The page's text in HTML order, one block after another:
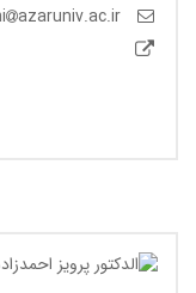
azaruniv.ac.ir